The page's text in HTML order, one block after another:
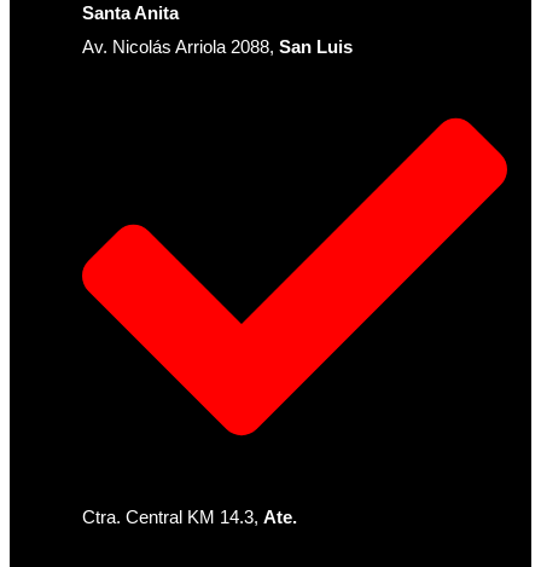
Santa Anita
Av. Nicolás Arriola 2088, San Luis
Ctra. Central KM 14.3, Ate.